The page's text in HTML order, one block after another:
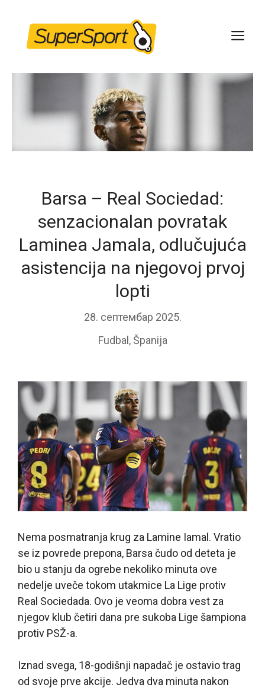
content
Barsa – Real Sociedad:
senzacionalan povratak
Laminea Jamala, odlučujuća
asistencija na njegovoj prvoj
lopti
28. септембар 2025.
Fudbal ,Španija
Nema posmatranja krug za Lamine Iamal. Vratio
se iz povrede prepona, Barsa čudo od deteta je
bio u stanju da ogrebe nekoliko minuta ove
nedelje uveče tokom utakmice La Lige protiv
Real Sociedada. Ovo je veoma dobra vest za
njegov klub četiri dana pre sukoba Lige šampiona
protiv PSŽ-a.
Iznad svega, 18-godišnji napadač je ostavio trag
od svoje prve akcije. Jedva dva minuta nakon